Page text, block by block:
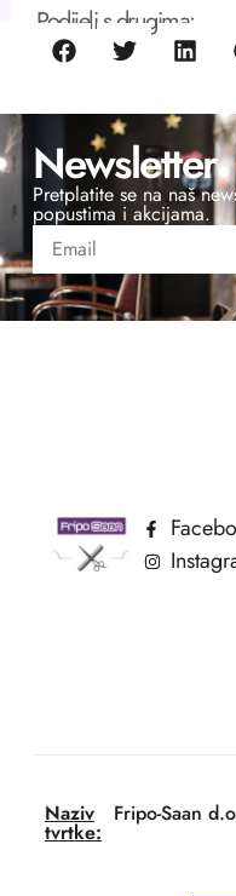
Podijeli s drugima:
Newsletter
Pretplatite se na naš
popustima i akcijama.
Naziv
tvrtke:
Fripo-Saan